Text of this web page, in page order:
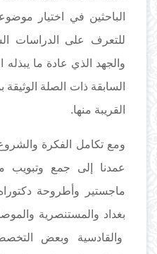
الباحثين في اختيار
للتعرف على الدراسات
والجهد الذي عادة ما
السابقة ذات الصلة
القريبة منها.
ومع تكامل الفكرة
عمدنا إلى جمع وتبويب
ماجستير وأطروحة
بغداد والمستنصرية
والقادسية وبعض